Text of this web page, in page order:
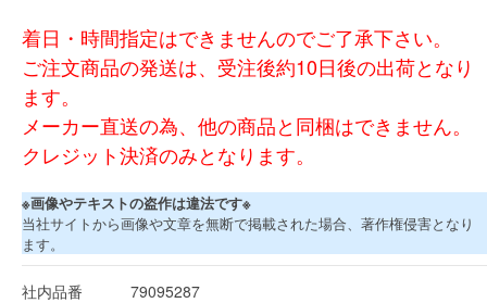
着日・時間指定はできませんのでご了承下さい。
ご注文商品の発送は、受注後約10日後の出荷となり
ます。
メーカー直送の為、他の商品と同梱はできません。
クレジット決済のみとなります。
※画像やテキストの盗作は違法です※
当社サイトから画像や文章を無断で掲載された場合、著作権侵害となり
ます。
社内品番 79095287